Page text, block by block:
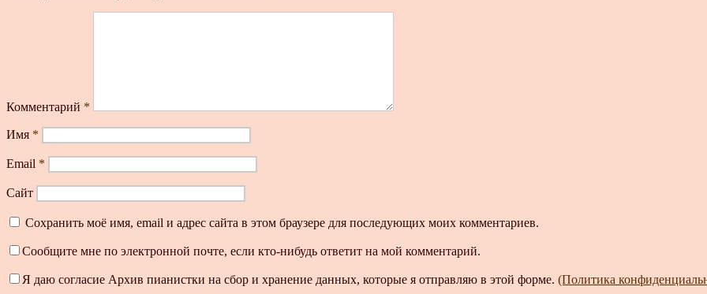
Комментарий *
Имя *
Email *
Сайт
Сохранить моё имя, email и адрес сайта в этом браузере для последующих моих комментариев.
Сообщите мне по электронной почте, если кто-нибудь ответит на мой комментарий.
Я даю согласие Архив пианистки на сбор и хранение данных, которые я отправляю в этой форме. (Политика